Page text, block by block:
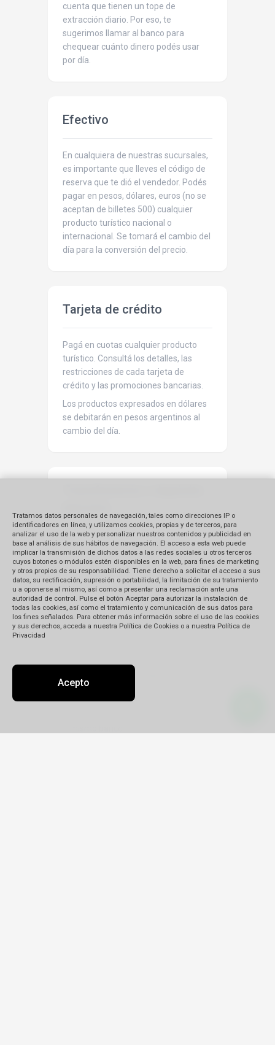
cuenta que tienen un tope de
extracción diario. Por eso, te
sugerimos llamar al banco para
chequear cuánto dinero podés usar
por día.
Efectivo
En cualquiera de nuestras sucursales,
es importante que lleves el código de
reserva que te dió el vendedor. Podés
pagar en pesos, dólares, euros (no se
aceptan de billetes 500) cualquier
producto turístico nacional o
internacional. Se tomará el cambio del
día para la conversión del precio.
Tarjeta de crédito
Pagá en cuotas cualquier producto
turístico. Consultá los detalles, las
restricciones de cada tarjeta de
crédito y las promociones bancarias.
Los productos expresados en dólares
se debitarán en pesos argentinos al
cambio del día.
Podés hacerlos personalmente en el
banco, por cajero automático o desde
tu computadora.
El tiempo de acreditación varía entre
48 y 72 h de acuerdo al tipo de
transferencia que hagas. Si se hace
desde el interior del país, el tiempo
bancos mencionados abajo, usala
para la transferencia: la acreditación
Tratamos datos personales de navegación, tales como direcciones IP o
identificadores en línea, y utilizamos cookies, propias y de terceros, para
analizar el uso de la web y personalizar nuestros contenidos y publicidad en
base al análisis de sus hábitos de navegación. El acceso a esta web puede
implicar la transmisión de dichos datos a las redes sociales u otros terceros
cuyos botones o módulos estén disponibles en la web, para fines de marketing
y otros propios de su responsabilidad. Tiene derecho a solicitar el acceso a sus
datos, su rectificación, supresión o portabilidad, la limitación de su tratamiento
u a oponerse al mismo, así como a presentar una reclamación ante una
autoridad de control. Pulse el botón Aceptar para autorizar la instalación de
todas las cookies, así como el tratamiento y comunicación de sus datos para
los fines señalados. Para obtener más información sobre el uso de las cookies
y sus derechos, acceda a nuestra Política de Cookies o a nuestra Política de
Privacidad
Acepto